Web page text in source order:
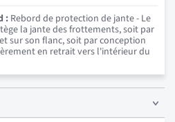
: Rebord de protection de jante - Le
la jante des frottements, soit par
sur son flanc, soit par conception
en retrait vers l'intérieur du